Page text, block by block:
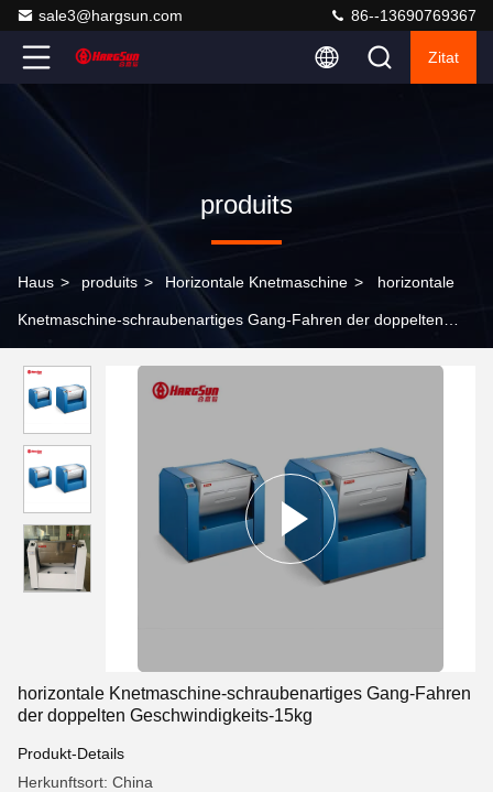
sale3@hargsun.com 86--13690769367
Zitat
produits
Haus > produits > Horizontale Knetmaschine > horizontale
Knetmaschine-schraubenartiges Gang-Fahren der doppelten
horizontale Knetmaschine-schraubenartiges Gang-Fahren
der doppelten Geschwindigkeits-15kg
Produkt-Details
Herkunftsort: China